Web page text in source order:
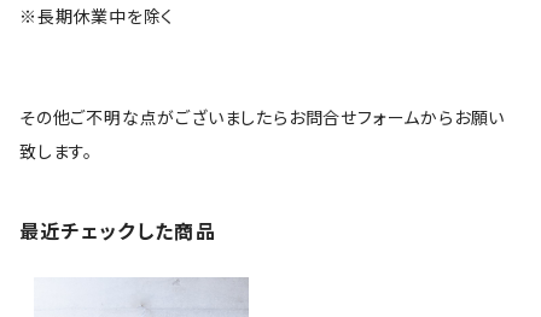
※長期休業中を除く
その他ご不明な点がございましたらお問合せフォームからお願い
致します。
最近チェックした商品